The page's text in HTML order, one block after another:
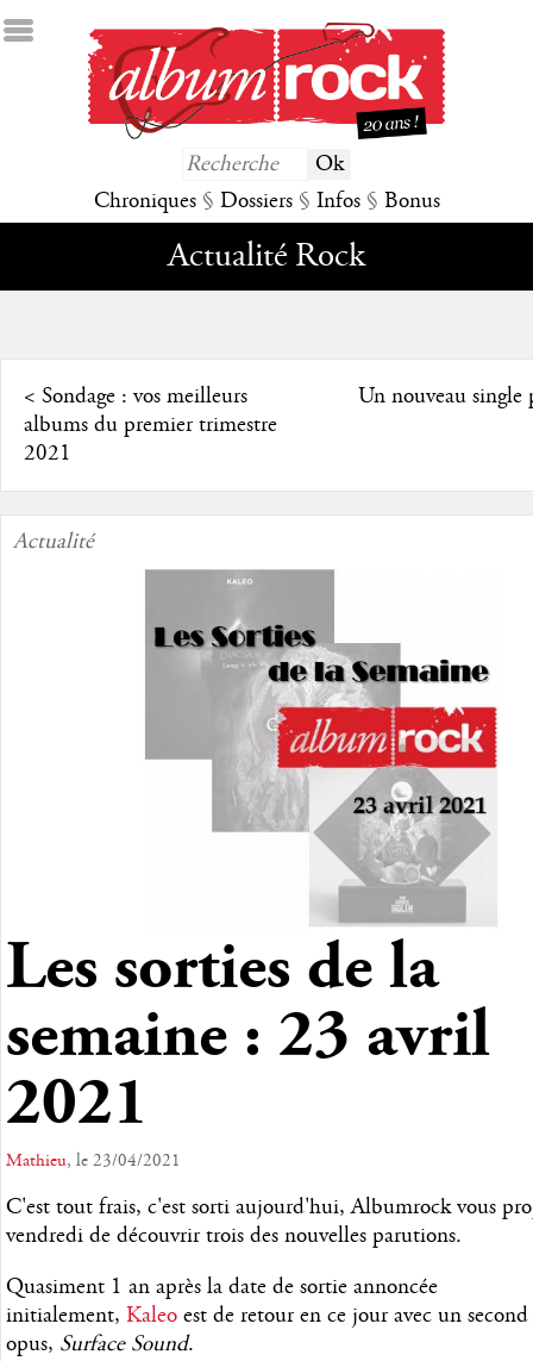
Chroniques § Dossiers § Infos § Bonus
Actualité Rock
< Sondage : vos meilleurs
albums du premier trimestre
2021
Un nouveau
Actualité
Les sorties de la
semaine : 23 avril
2021
Mathieu, le 23/04/2021
C'est tout frais, c'est sorti aujourd'hui, Albumrock vous
vendredi de découvrir trois des nouvelles parutions.
Quasiment 1 an après la date de sortie annoncée
initialement, Kaleoest de retour en ce jour avec un second
opus, Surface Sound.